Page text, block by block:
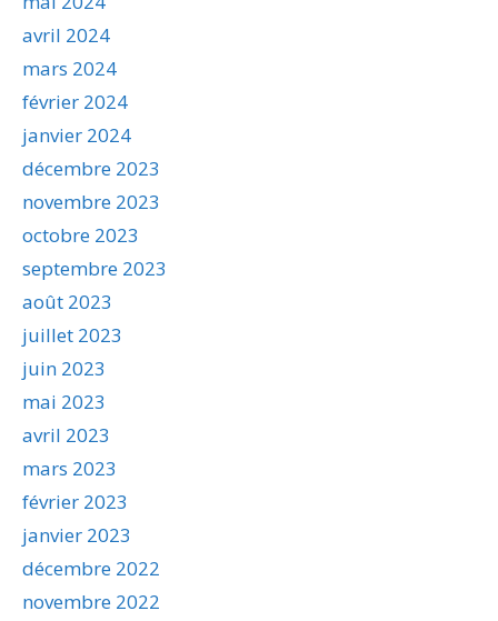
avril 2024
mars 2024
février 2024
janvier 2024
décembre 2023
novembre 2023
octobre 2023
septembre 2023
août 2023
juillet 2023
juin 2023
mai 2023
avril 2023
mars 2023
février 2023
janvier 2023
décembre 2022
novembre 2022